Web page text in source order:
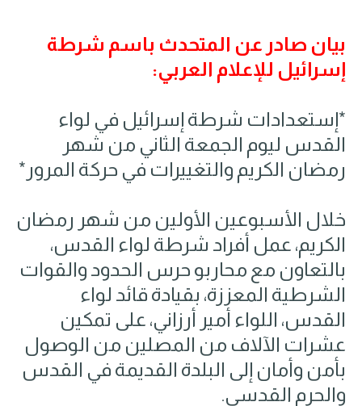
بيان صادر عن المتحدث باسم شرطة
إسرائيل للإعلام العربي:
*إستعدادات شرطة إسرائيل في لواء
القدس ليوم الجمعة الثاني من شهر
رمضان الكريم والتغييرات في حركة المرور*
خلال الأسبوعين الأولين من شهر رمضان
الكريم، عمل أفراد شرطة لواء القدس،
بالتعاون مع محاربو حرس الحدود والقوات
الشرطية المعززة، بقيادة قائد لواء
القدس، اللواء أمير أرزاني، على تمكين
عشرات الآلاف من المصلين من الوصول
بأمن وأمان إلى البلدة القديمة في القدس
والحرم القدسي.